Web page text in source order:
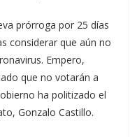
prórroga por 25 días
considerar que aún no
Empero,
que no votarán a
ha politizado el
Gonzalo Castillo.